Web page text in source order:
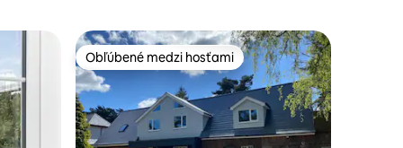
Obľúbené medzi hosťami
Obľúbené medzi hosťami